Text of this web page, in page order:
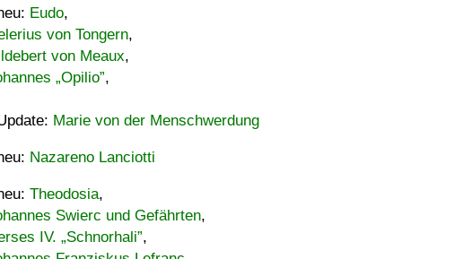
Eudo,
von Tongern,
von Meaux,
„Opilio”,
Marie von der Menschwerdung
Nazareno Lanciotti
Theodosia,
Swierc und Gefährten,
IV. „Schnorhali”,